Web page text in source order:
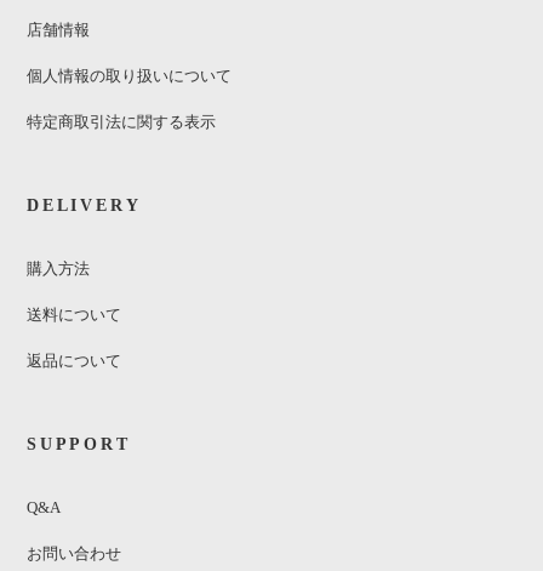
店舗情報
個人情報の取り扱いについて
特定商取引法に関する表示
DELIVERY
購入方法
送料について
返品について
SUPPORT
Q&A
お問い合わせ